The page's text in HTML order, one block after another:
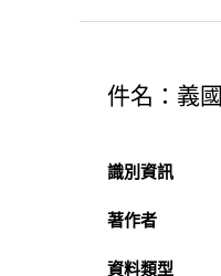
件名：義
識別資訊
著作者
資料類型